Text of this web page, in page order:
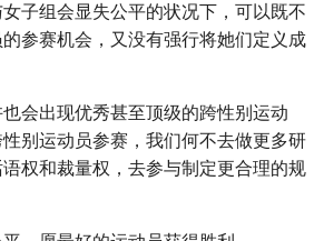
子组会显失公平的状况下，可以既不
参赛机会，又没有强行将她们定义成
会出现优秀甚至顶级的跨性别运动
别运动员参赛，我们何不去做更多研
权和裁量权，去参与制定更合理的规